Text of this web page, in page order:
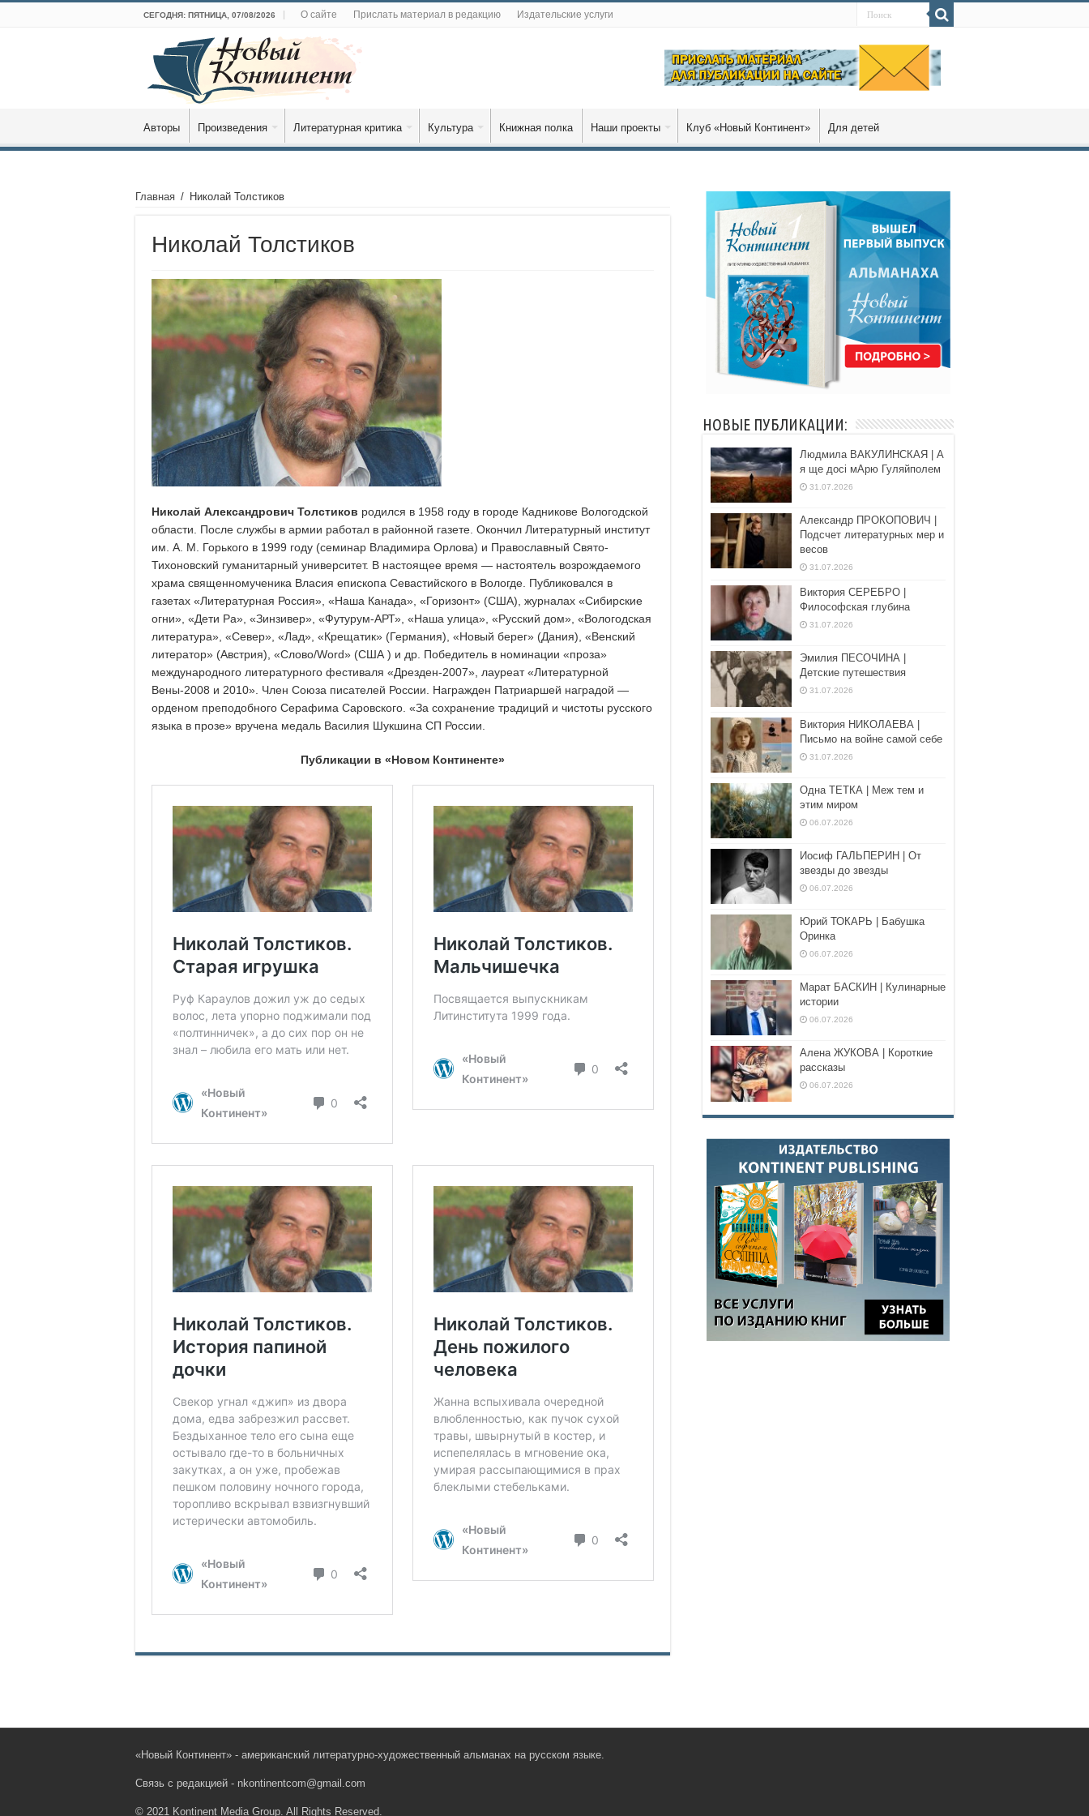
СЕГОДНЯ: ПЯТНИЦА, 07/08/2026 О сайте Прислать материал в редакцию Издательские услуги
Авторы Произведения Литературная критика Культура Книжная полка Наши проекты Клуб «Новый Континент» Для детей
Главная / Николай Толстиков
Николай Толстиков
Николай Александрович Толстиков родился в 1958 году в городе Кадникове Вологодской
области. После службы в армии работал в районной газете. Окончил Литературный институт
им. А. М. Горького в 1999 году (семинар Владимира Орлова) и Православный Свято-
Тихоновский гуманитарный университет. В настоящее время — настоятель возрождаемого
храма священномученика Власия епископа Севастийского в Вологде. Публиковался в
газетах «Литературная Россия», «Наша Канада», «Горизонт» (США), журналах «Сибирские
огни», «Дети Ра», «Зинзивер», «Футурум-АРТ», «Наша улица», «Русский дом», «Вологодская
литература», «Север», «Лад», «Крещатик» (Германия), «Новый берег» (Дания), «Венский
литератор» (Австрия), «Слово/Word» (США ) и др. Победитель в номинации «проза»
международного литературного фестиваля «Дрезден-2007», лауреат «Литературной
Вены-2008 и 2010». Член Союза писателей России. Награжден Патриаршей наградой —
орденом преподобного Серафима Саровского. «За сохранение традиций и чистоты русского
языка в прозе» вручена медаль Василия Шукшина СП России.
Публикации в «Новом Континенте»
НОВЫЕ ПУБЛИКАЦИИ:
Людмила ВАКУЛИНСКАЯ | А
я ще досі мАрю Гуляйполем
31.07.2026
Александр ПРОКОПОВИЧ |
Подсчет литературных мер и
весов
31.07.2026
Виктория СЕРЕБРО |
Философская глубина
31.07.2026
Эмилия ПЕСОЧИНА |
Детские путешествия
31.07.2026
Виктория НИКОЛАЕВА |
Письмо на войне самой себе
31.07.2026
Одна ТЕТКА | Меж тем и
этим миром
06.07.2026
Иосиф ГАЛЬПЕРИН | От
звезды до звезды
06.07.2026
Юрий ТОКАРЬ | Бабушка
Оринка
06.07.2026
Марат БАСКИН | Кулинарные
истории
06.07.2026
Алена ЖУКОВА | Короткие
рассказы
06.07.2026
«Новый Континент» - американский литературно-художественный альманах на русском языке.
Связь с редакцией - nkontinentcom@gmail.com
© 2021 Kontinent Media Group. All Rights Reserved.